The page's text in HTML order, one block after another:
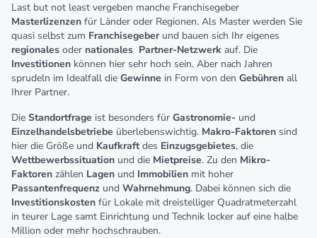
Last but not least vergeben manche Franchisegeber
Masterlizenzen für Länder oder Regionen. Als Master werden Sie
quasi selbst zum Franchisegeberund bauen sich Ihr eigenes
regionales oder nationales Partner-Netzwerk auf. Die
Investitionen können hier sehr hoch sein. Aber nach Jahren
sprudeln im Idealfall die Gewinne in Form von den Gebühren all
Ihrer Partner.
Die Standortfrage ist besonders für Gastronomie- und
Einzelhandelsbetriebe überlebenswichtig. Makro-Faktoren sind
hier die Größe und Kaufkraftdes Einzugsgebietes, die
Wettbewerbssituation und die Mietpreise. Zu den Mikro-
Faktoren zählen Lagen und Immobilien mit hoher
Passantenfrequenz und Wahrnehmung. Dabei können sich die
Investitionskosten für Lokale mit dreistelliger Quadratmeterzahl
in teurer Lage samt Einrichtung und Technik locker auf eine halbe
Million oder mehr hochschrauben.